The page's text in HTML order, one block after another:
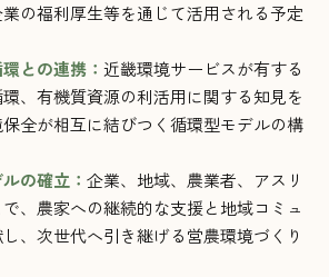
の福利厚生等を通じて活用される予定
との連携： 近畿環境サービスが有する
、有機質資源の利活用に関する知見を
全が相互に結びつく循環型モデルの構
の確立： 企業、地域、農業者、アスリ
、農家への継続的な支援と地域コミュ
、次世代へ引き継げる営農環境づくり